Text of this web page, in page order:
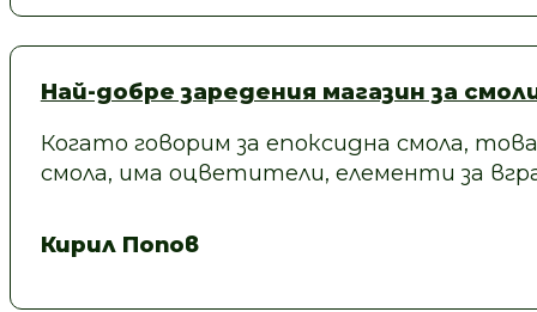
Най-добре заредения магазин за
Когато говорим за епоксидна смола,
смола, има оцветители, елементи за
Кирил Попов